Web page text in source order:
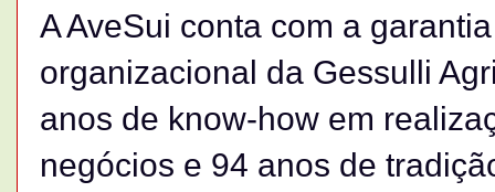
A AveSui conta com a
organizacional da Gessulli
anos de know-how em
negócios e 94 anos de